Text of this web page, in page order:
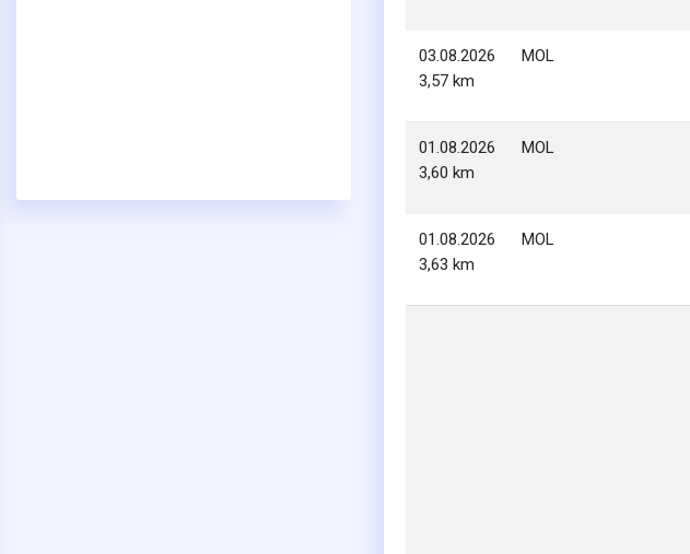
03.08.2026
3,57 km
MOL
01.08.2026
3,60 km
MOL
01.08.2026
3,63 km
MOL